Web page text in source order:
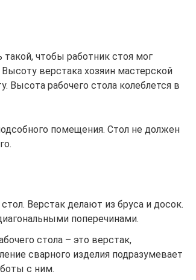
чтобы работник стоя мог
верстака хозяин мастерской
Высота рабочего стола колеблется в
помещения. Стол не должен
Верстак делают из бруса и досок.
поперечинами.
стола – это верстак,
сварного изделия подразумевает
с ним.